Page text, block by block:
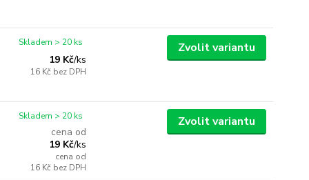
19 Kč/ks
16 Kč bez DPH
Skladem > 20 ks Zvolit variantu
cena od
19 Kč/ks
cena od
16 Kč bez DPH
Skladem > 20 ks Zvolit variantu